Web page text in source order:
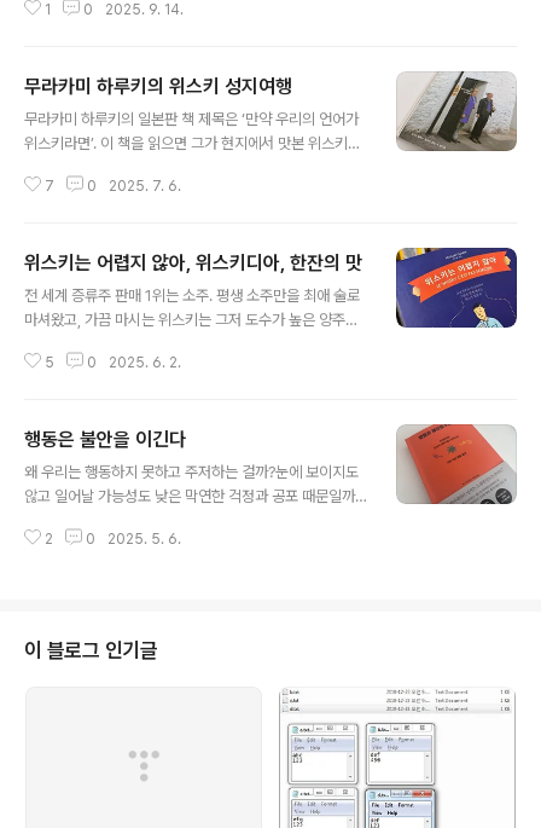
람들이 가진 능력을 최대한 발휘하게 하고 조직이 더 혁신
화 차이 같은 아주 폭넓은 개념을 포함하고 포용성은 누구
나 자기 모습을 숨기지 않고, 존중받으면서, 소외되지 않고
편하게 일할 수 있는 환경을 만드는 것이라고 합니다.포용
가 모든 구성원이 동등하게 존중받도록 설계되어야 하며,
1 0 2025. 9. 14.
무라카미 하루키의 위스키 성지여행
무라카미 하루키의 일본판 책 제목은 ‘만약 우리의 언어가
위스키라면’. 이 책을 읽으면 그가 현지에서 맛본 위스키의
까지도 함께 전해지는 듯하다. 초판이 출간된 지 벌써 24
천천히 빠져들고 있다. 다만 솔직히, 아직까지는 이탄이 들
어간 마치 병원 냄새 같은 피트(peat) 위스키는 내 취향이
전혀 아니다. 누군가는 그랬다. 위스키를 계속 마시다 보면
라도 몇 년 전 위스키 붐이 있었고, 이제는 가까운 마트만
7 0 2025. 7. 6.
위스키는 어렵지 않아, 위스키디아, 한잔의 맛
전 세계 증류주 판매 1위는 소주. 평생 소주만을 최애 술로
마셔왔고, 가끔 마시는 위스키는 그저 도수가 높은 양주일
있었고 그들로부터 병에 담긴 역사와 맛에 대한 설명을 듣
되었다. 물론 10병을 벌써 모두 다 마셨다는 것은 아니다.
서점이나 도서관을 둘러보니 와인, 커피, 전통주에 관한 책
들은 많은 반면, 위스키 관련 서적은 현저히 부족하다는 점
위스키디아, 한 잔의 맛 세 권을 읽으며, 위스키를 좀 더 깊
5 0 2025. 6. 2.
행동은 불안을 이긴다
왜 우리는 행동하지 못하고 주저하는 걸까?눈에 보이지도
않고 일어날 가능성도 낮은 막연한 걱정과 공포 때문일까?
는 것이 무엇인지조차 모르는 불분명한 목표 때문일까?무
그것을 뒷받침해 줄 시간이라고 말합니다. 내가 바라는 미
래가 반드시 실현될 것이라고 끊임없이 자신을 설득해야
하며 머릿속에서 완벽함을 그리며 가만히 앉아 있는 것보
다, 불완전하더라도 행동하는 편이 낫습니다. 더 빨리 도달
하고 싶다면, 생각이 아닌 행동이 필요하고 행동하지 않으
면, 변화도 없습니다. 작성자: Lai ..
2 0 2025. 5. 6.
이 블로그 인기글